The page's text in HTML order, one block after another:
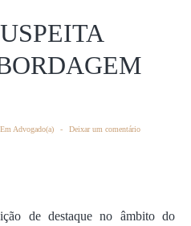
Em Advogado(a) Deixar um comentário
de destaque no âmbito do